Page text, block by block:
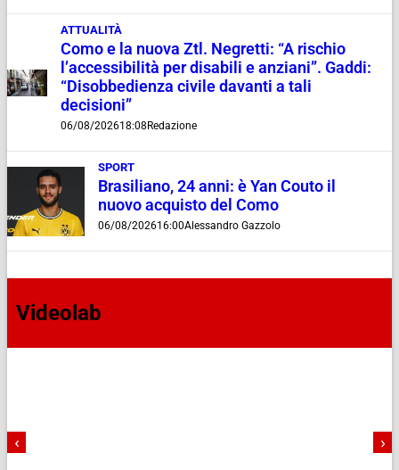
ATTUALITÀ
Como e la nuova Ztl. Negretti: “A rischio
l’accessibilità per disabili e anziani”. Gaddi:
“Disobbedienza civile davanti a tali
decisioni”
06/08/202618:08 Redazione
SPORT
Brasiliano, 24 anni: è Yan Couto il
nuovo acquisto del Como
06/08/202616:00Alessandro Gazzolo
Videolab
‹ ›